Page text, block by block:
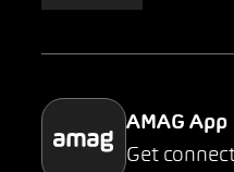
Parking
AMAG App
Get